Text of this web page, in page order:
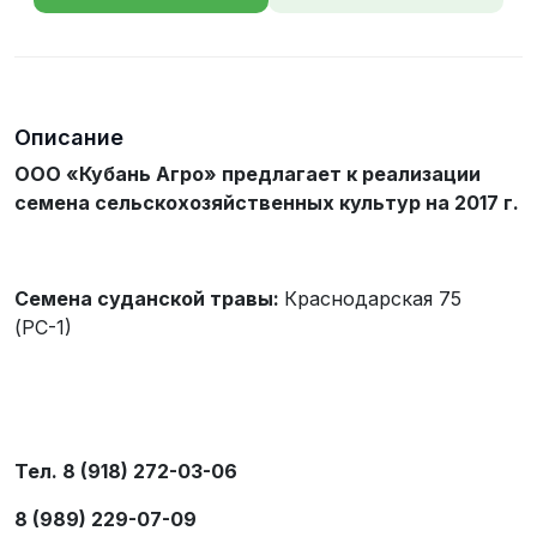
Описание
ООО «Кубань Агро» предлагает к реализации
семена сельскохозяйственных культур на 2017 г.
Семена суданской травы: Краснодарская 75
(РС-1)
Тел. 8 (918) 272-03-06
8 (989) 229-07-09